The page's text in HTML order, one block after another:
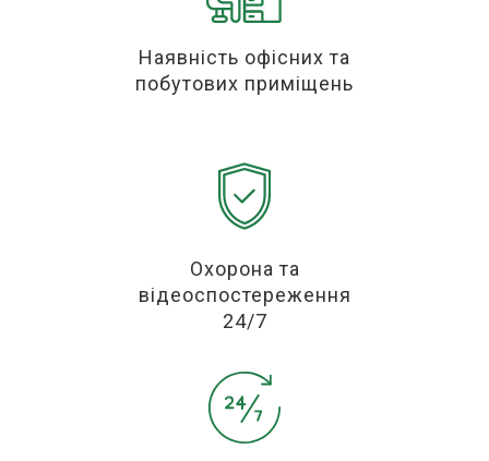
Наявність офісних та
побутових приміщень
Охорона та
відеоспостереження
24/7